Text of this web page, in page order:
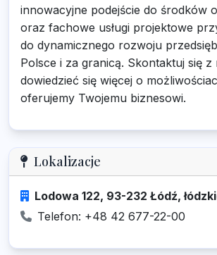
innowacyjne podejście do środków
oraz fachowe usługi projektowe
do dynamicznego rozwoju
Polsce i za granicą. Skontaktuj się z
dowiedzieć się więcej o
oferujemy Twojemu biznesowi.
Lokalizacje
Lodowa 122, 93-232 Łódź,
Telefon: +48 42 677-22-00